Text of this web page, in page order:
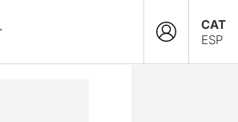
CAT
ESP